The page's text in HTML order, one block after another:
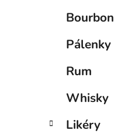
Bourbon
Pálenky
Rum
Whisky
Likéry